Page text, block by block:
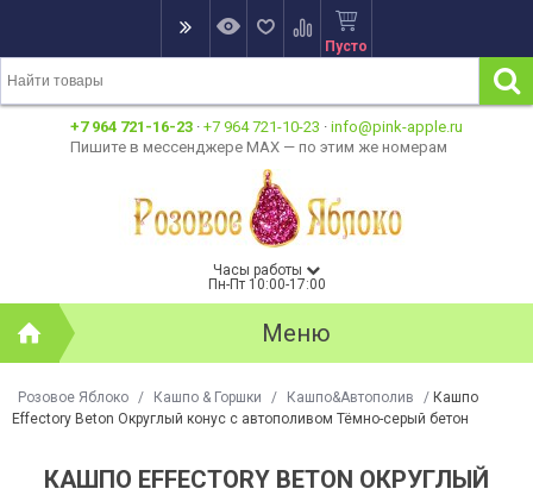
Пусто
+7 964 721-16-23 · +7 964 721-10-23 · info@pink-apple.ru
Пишите в мессенджере MAX — по этим же номерам
Часы работы
Пн-Пт 10:00-17:00
Меню
Розовое Яблоко / Кашпо & Горшки / Кашпо&Автополив / Кашпо
Effectory Beton Округлый конус с автополивом Тёмно-серый бетон
КАШПО EFFECTORY BETON ОКРУГЛЫЙ